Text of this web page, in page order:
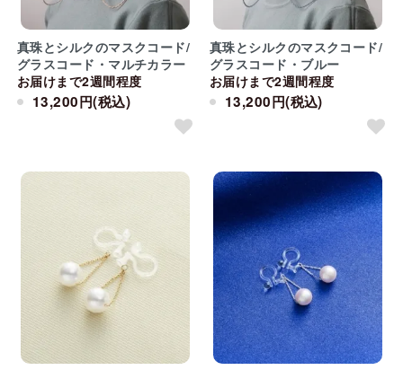
真珠とシルクのマスクコード/
グラスコード・マルチカラー
お届けまで2週間程度
13,200円(税込)
真珠とシルクのマスクコード/
グラスコード・ブルー
お届けまで2週間程度
13,200円(税込)